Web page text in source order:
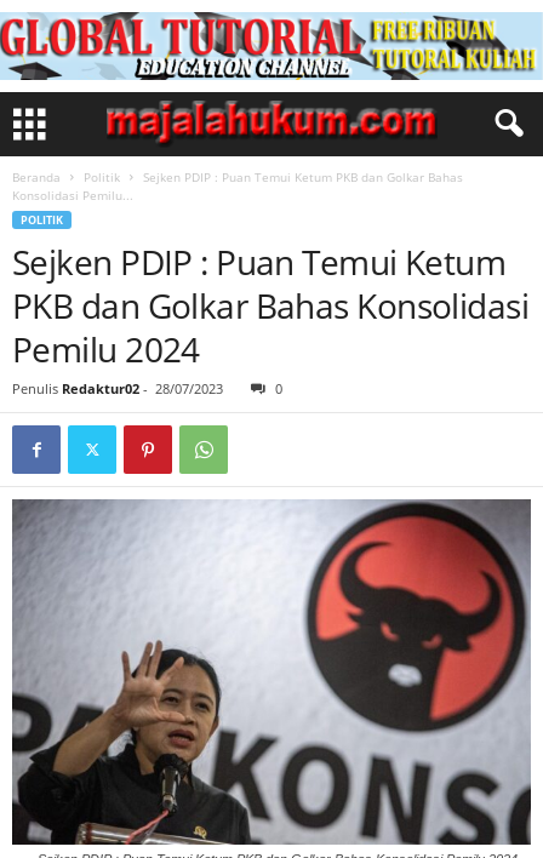
Beranda Politik
Sejken PDIP : Puan Temui Ketum PKB dan Golkar Bahas
Konsolidasi Pemilu...
POLITIK
Sejken PDIP : Puan Temui Ketum
PKB dan Golkar Bahas Konsolidasi
Pemilu 2024
Penulis Redaktur02 - 28/07/2023 0